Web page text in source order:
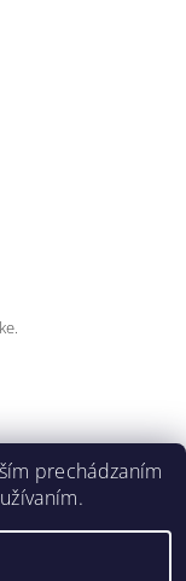
prechádzaním